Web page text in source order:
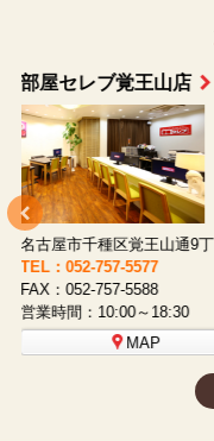
部屋セレブ上小田井店
名古屋市西区八筋町277 ...
TEL：052-508-5933
FAX：052-508-5930
営業時間：10:00～18:30
MAP